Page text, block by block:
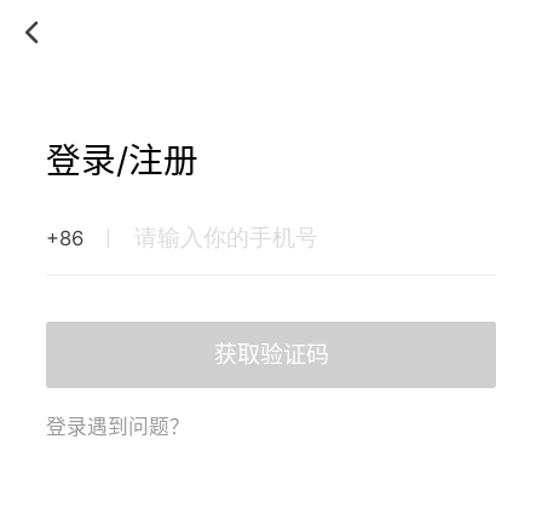
登录/注册
+86
获取验证码
登录遇到问题？